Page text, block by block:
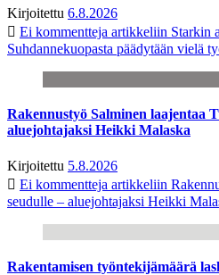
Kirjoitettu 6.8.2026
Ei kommentteja artikkeliin Starkin
Suhdannekuopasta päädytään vielä
Rakennustyö Salminen laajentaa
aluejohtajaksi Heikki Malaska
Kirjoitettu 5.8.2026
Ei kommentteja artikkeliin
seudulle – aluejohtajaksi Heikki
Rakentamisen työntekijämäärä